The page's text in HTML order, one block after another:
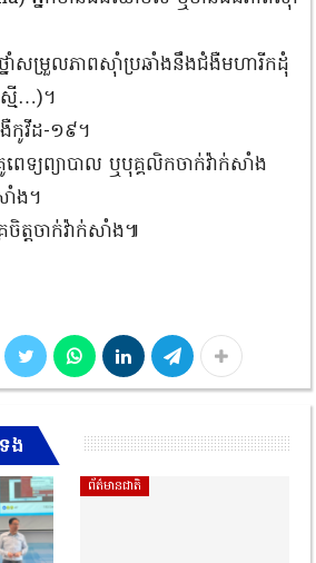
នាំសម្រួលភាពស៊ាំប្រឆាំងនឹងជំងឺមហារីកដុំ
ស្មី…)។
ងឺកូវីដ-១៩។
េទ្យព្យាបាល ឬបុគ្គលិកចាក់វ៉ាក់សាំង
ាំង។
ត្តចាក់វ៉ាក់សាំង៕
ង
ព័ត៌មានជាតិ